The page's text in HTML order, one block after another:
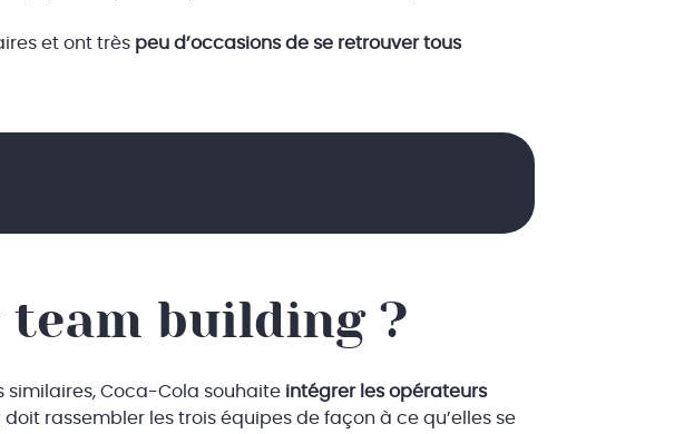
et ont très peu d’occasions de se retrouver tous
team building ?
Coca-Cola souhaite intégrer les opérateurs
doit rassembler les trois équipes de façon à ce qu’elles se